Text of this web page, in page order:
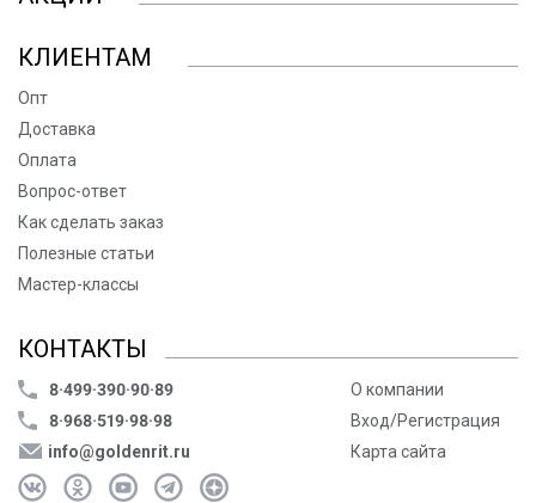
КЛИЕНТАМ
Опт
Доставка
Оплата
Вопрос-ответ
Как сделать заказ
Полезные статьи
Мастер-классы
КОНТАКТЫ
8·499·390·90·89
8·968·519·98·98
info@goldenrit.ru
О компании
Вход/Регистрация
Карта сайта